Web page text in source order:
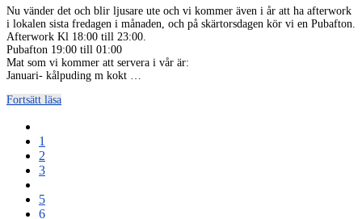
Nu vänder det och blir ljusare ute och vi kommer även i år att ha afterwork
i lokalen sista fredagen i månaden, och på skärtorsdagen kör vi en Pubafton.
Afterwork Kl 18:00 till 23:00.
Pubafton 19:00 till 01:00
Mat som vi kommer att servera i vår är:
Januari- kålpuding m kokt …
Fortsätt läsa
1
2
3
5
6